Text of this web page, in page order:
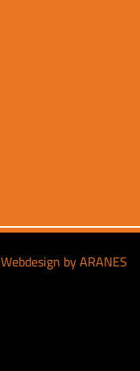
Webdesign by ARANES